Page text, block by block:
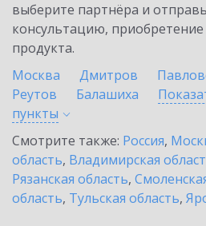
выберите партнёра и
консультацию,
продукта.
Москва
Дмитров
Реутов
Балашиха
пункты
Смотрите также: Россия,
область, Владимирская
Рязанская область,
область, Тульская область,